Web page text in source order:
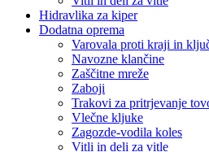
Hidravlika za kiper
Dodatna oprema
Varovala proti kraji in
Navozne klančine
Zaščitne mreže
Zaboji
Trakovi za pritrjevanje
Vlečne kljuke
Zagozde-vodila koles
Vitli in deli za vitle